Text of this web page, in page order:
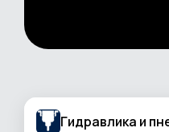
Гидравлика и